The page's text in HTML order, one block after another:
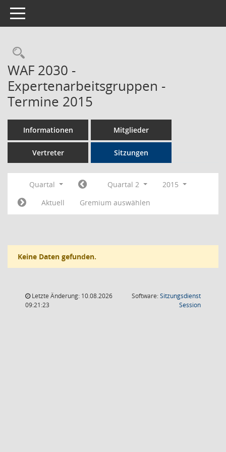
Toggle navigation
Rechercheauswahl
WAF 2030 -
Expertenarbeitsgruppen -
Termine 2015
Informationen Mitglieder
Vertreter Sitzungen
Quartal Quartal 2
2015
Aktuell
Gremium auswählen
Keine Daten gefunden.
Letzte Änderung: 10.08.2026
09:21:23
Software:Sitzungsdienst
Session(Wird in